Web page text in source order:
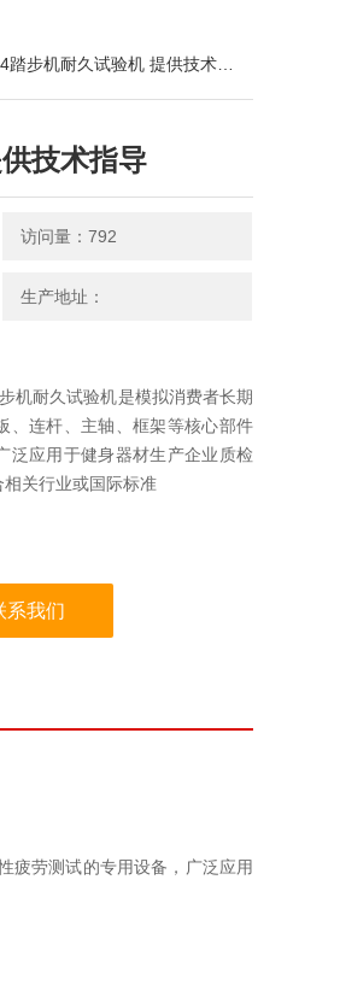
步机耐久试验机 提供技术指导
技术指导
访问量：792
生产地址：
机耐久试验机是模拟消费者长期
、连杆、主轴、框架等核心部件
泛应用于健身器材生产企业质检
关行业或国际标准
系我们
疲劳测试的专用设备，广泛应用